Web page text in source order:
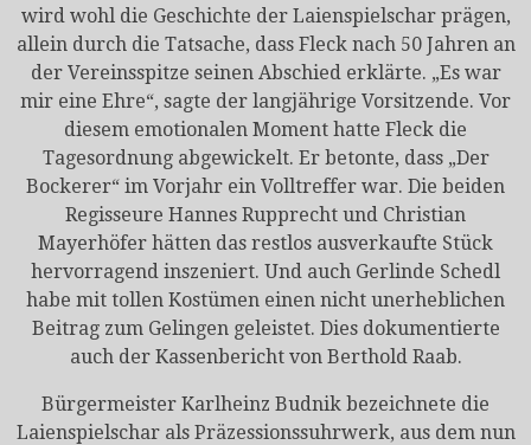
wird wohl die Geschichte der Laienspielschar prägen,
allein durch die Tatsache, dass Fleck nach 50 Jahren an
der Vereinsspitze seinen Abschied erklärte. „Es war
mir eine Ehre“, sagte der langjährige Vorsitzende. Vor
diesem emotionalen Moment hatte Fleck die
Tagesordnung abgewickelt. Er betonte, dass „Der
Bockerer“ im Vorjahr ein Volltreffer war. Die beiden
Regisseure Hannes Rupprecht und Christian
Mayerhöfer hätten das restlos ausverkaufte Stück
hervorragend inszeniert. Und auch Gerlinde Schedl
habe mit tollen Kostümen einen nicht unerheblichen
Beitrag zum Gelingen geleistet. Dies dokumentierte
auch der Kassenbericht von Berthold Raab.
Bürgermeister Karlheinz Budnik bezeichnete die
Laienspielschar als Präzessionssuhrwerk, aus dem nun